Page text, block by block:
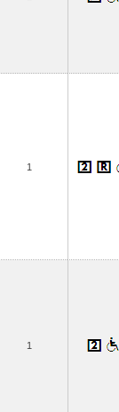
1
1